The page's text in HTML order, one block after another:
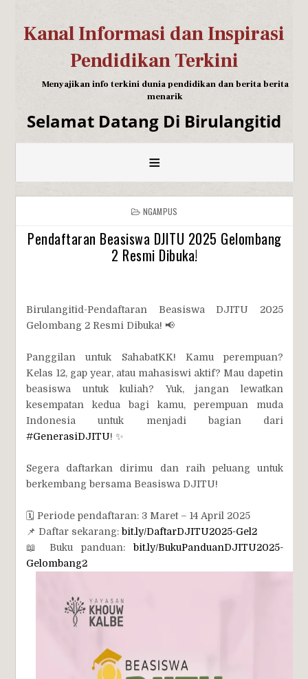
Kanal Informasi dan Inspirasi
Pendidikan Terkini
Menyajikan info terkini dunia pendidikan dan berita berita
menarik
Selamat Datang Di Birulangitid
≡
NGAMPUS
Pendaftaran Beasiswa DJITU 2025 Gelombang
2 Resmi Dibuka!
Birulangitid-Pendaftaran Beasiswa DJITU 2025
Gelombang 2 Resmi Dibuka! 📢
Panggilan untuk SahabatKK! Kamu perempuan?
Kelas 12, gap year, atau mahasiswi aktif? Mau dapetin
beasiswa untuk kuliah? Yuk, jangan lewatkan
kesempatan kedua bagi kamu, perempuan muda
Indonesia untuk menjadi bagian dari
#GenerasiDJITU! ✨
Segera daftarkan dirimu dan raih peluang untuk
berkembang bersama Beasiswa DJITU!
🗓 Periode pendaftaran: 3 Maret – 14 April 2025
📌 Daftar sekarang:bit.ly/DaftarDJITU2025-Gel2
📖 Buku panduan: bit.ly/BukuPanduanDJITU2025-
Gelombang2